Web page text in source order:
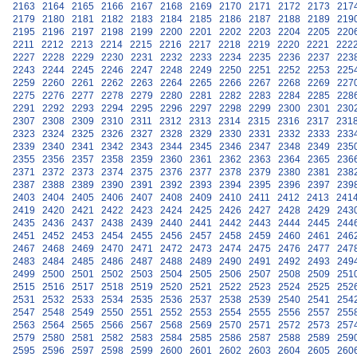
2163
2164 2165 2166 2167 2168 2169 2170 2171 2172 2173
2179
2180 2181 2182 2183 2184 2185 2186 2187 2188 2189
2195
2196 2197 2198 2199 2200 2201 2202 2203 2204 2205
2211
2212 2213 2214 2215 2216 2217 2218 2219 2220 2221
2227
2228 2229 2230 2231 2232 2233 2234 2235 2236 2237
2243
2244 2245 2246 2247 2248 2249 2250 2251 2252 2253
2259
2260 2261 2262 2263 2264 2265 2266 2267 2268 2269
2275
2276 2277 2278 2279 2280 2281 2282 2283 2284 2285
2291
2292 2293 2294 2295 2296 2297 2298 2299 2300 2301
2307
2308 2309 2310 2311 2312 2313 2314 2315 2316 2317
2323
2324 2325 2326 2327 2328 2329 2330 2331 2332 2333
2339
2340 2341 2342 2343 2344 2345 2346 2347 2348 2349
2355
2356 2357 2358 2359 2360 2361 2362 2363 2364 2365
2371
2372 2373 2374 2375 2376 2377 2378 2379 2380 2381
2387
2388 2389 2390 2391 2392 2393 2394 2395 2396 2397
2403
2404 2405 2406 2407 2408 2409 2410 2411 2412 2413
2419
2420 2421 2422 2423 2424 2425 2426 2427 2428 2429
2435
2436 2437 2438 2439 2440 2441 2442 2443 2444 2445
2451
2452 2453 2454 2455 2456 2457 2458 2459 2460 2461
2467
2468 2469 2470 2471 2472 2473 2474 2475 2476 2477
2483
2484 2485 2486 2487 2488 2489 2490 2491 2492 2493
2499
2500 2501 2502 2503 2504 2505 2506 2507 2508 2509
2515
2516 2517 2518 2519 2520 2521 2522 2523 2524 2525
2531
2532 2533 2534 2535 2536 2537 2538 2539 2540 2541
2547
2548 2549 2550 2551 2552 2553 2554 2555 2556 2557
2563
2564 2565 2566 2567 2568 2569 2570 2571 2572 2573
2579
2580 2581 2582 2583 2584 2585 2586 2587 2588 2589
2595
2596 2597 2598 2599 2600 2601 2602 2603 2604 2605